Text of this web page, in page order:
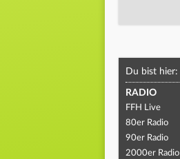
Du bist hier:
RADIO
FFH Live
80er Radio
90er Radio
2000er Radio